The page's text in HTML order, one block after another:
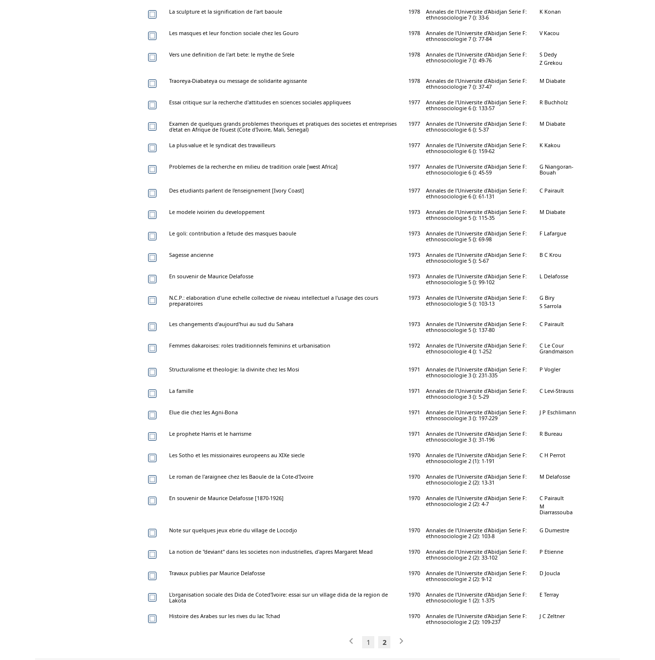
La sculpture et la signification de l'art baoule 1978
Annales de l'Universite d'Abidjan Serie F:
ethnosociologie 7 (): 33-6
K Konan
Les masques et leur fonction sociale chez les Gouro 1978
Annales de l'Universite d'Abidjan Serie F:
ethnosociologie 7 (): 77-84
V Kacou
Vers une definition de l'art bete: le mythe de Srele 1978
Annales de l'Universite d'Abidjan Serie F:
ethnosociologie 7 (): 49-76
S Dedy
Z Grekou
Traoreya-Diabateya ou message de solidarite agissante 1978
Annales de l'Universite d'Abidjan Serie F:
ethnosociologie 7 (): 37-47
M Diabate
Essai critique sur la recherche d'attitudes en sciences sociales appliquees 1977
Annales de l'Universite d'Abidjan Serie F:
ethnosociologie 6 (): 133-57
R Buchholz
Examen de quelques grands problemes theoriques et pratiques des societes et entreprises
d'etat en Afrique de l'ouest (Cote d'Ivoire, Mali, Senegal)
1977
Annales de l'Universite d'Abidjan Serie F:
ethnosociologie 6 (): 5-37
M Diabate
La plus-value et le syndicat des travailleurs 1977
Annales de l'Universite d'Abidjan Serie F:
ethnosociologie 6 (): 159-62
K Kakou
Problemes de la recherche en milieu de tradition orale [west Africa] 1977
Annales de l'Universite d'Abidjan Serie F:
ethnosociologie 6 (): 45-59
G Niangoran-
Bouah
Des etudiants parlent de l'enseignement [Ivory Coast] 1977
Annales de l'Universite d'Abidjan Serie F:
ethnosociologie 6 (): 61-131
C Pairault
Le modele ivoirien du developpement 1973
Annales de l'Universite d'Abidjan Serie F:
ethnosociologie 5 (): 115-35
M Diabate
Le goli: contribution a l'etude des masques baoule 1973
Annales de l'Universite d'Abidjan Serie F:
ethnosociologie 5 (): 69-98
F Lafargue
Sagesse ancienne 1973
Annales de l'Universite d'Abidjan Serie F:
ethnosociologie 5 (): 5-67
B C Krou
En souvenir de Maurice Delafosse 1973
Annales de l'Universite d'Abidjan Serie F:
ethnosociologie 5 (): 99-102
L Delafosse
N.C.P.: elaboration d'une echelle collective de niveau intellectuel a l'usage des cours
preparatoires
1973
Annales de l'Universite d'Abidjan Serie F:
ethnosociologie 5 (): 103-13
G Biry
S Sarrola
Les changements d'aujourd'hui au sud du Sahara 1973
Annales de l'Universite d'Abidjan Serie F:
ethnosociologie 5 (): 137-80
C Pairault
Femmes dakaroises: roles traditionnels feminins et urbanisation 1972
Annales de l'Universite d'Abidjan Serie F:
ethnosociologie 4 (): 1-252
C Le Cour
Grandmaison
Structuralisme et theologie: la divinite chez les Mosi 1971
Annales de l'Universite d'Abidjan Serie F:
ethnosociologie 3 (): 231-335
P Vogler
La famille 1971
Annales de l'Universite d'Abidjan Serie F:
ethnosociologie 3 (): 5-29
C Levi-Strauss
Elue die chez les Agni-Bona 1971
Annales de l'Universite d'Abidjan Serie F:
ethnosociologie 3 (): 197-229
J P Eschlimann
Le prophete Harris et le harrisme 1971
Annales de l'Universite d'Abidjan Serie F:
ethnosociologie 3 (): 31-196
R Bureau
Les Sotho et les missionaires europeens au XIXe siecle 1970
Annales de l'Universite d'Abidjan Serie F:
ethnosociologie 2 (1): 1-191
C H Perrot
Le roman de l'araignee chez les Baoule de la Cote-d'Ivoire 1970
Annales de l'Universite d'Abidjan Serie F:
ethnosociologie 2 (2): 13-31
M Delafosse
En souvenir de Maurice Delafosse [1870-1926] 1970
Annales de l'Universite d'Abidjan Serie F:
ethnosociologie 2 (2): 4-7
C Pairault
M
Diarrassouba
Note sur quelques jeux ebrie du village de Locodjo 1970
Annales de l'Universite d'Abidjan Serie F:
ethnosociologie 2 (2): 103-8
G Dumestre
La notion de "deviant" dans les societes non industrielles, d'apres Margaret Mead 1970
Annales de l'Universite d'Abidjan Serie F:
ethnosociologie 2 (2): 33-102
P Etienne
Travaux publies par Maurice Delafosse 1970
Annales de l'Universite d'Abidjan Serie F:
ethnosociologie 2 (2): 9-12
D Joucla
L'organisation sociale des Dida de Coted'Ivoire: essai sur un village dida de la region de
Lakota
1970
Annales de l'Universite d'Abidjan Serie F:
ethnosociologie 1 (2): 1-375
E Terray
Histoire des Arabes sur les rives du lac Tchad 1970
Annales de l'Universite d'Abidjan Serie F:
ethnosociologie 2 (2): 109-237
J C Zeltner
1 2